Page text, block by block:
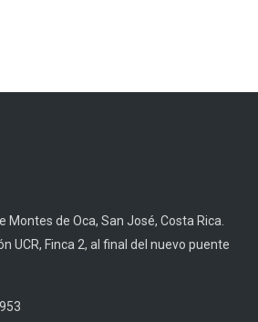
Montes de Oca, San José, Costa Rica.
UCR, Finca 2, al final del nuevo puente